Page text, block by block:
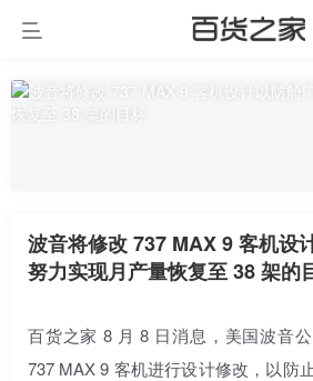
波音将修改 737 MAX 9 客机设
努力实现月产量恢复至 38 架的
百货之家 8 月 8 日消息，美国波音
737 MAX 9 客机进行设计修改，以防